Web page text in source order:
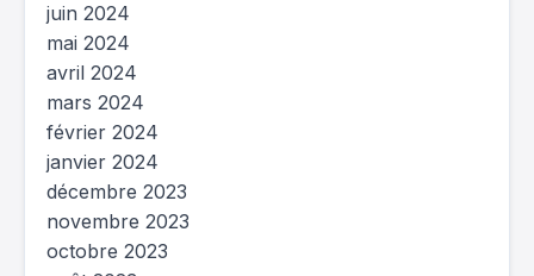
juin 2024
mai 2024
avril 2024
mars 2024
février 2024
janvier 2024
décembre 2023
novembre 2023
octobre 2023